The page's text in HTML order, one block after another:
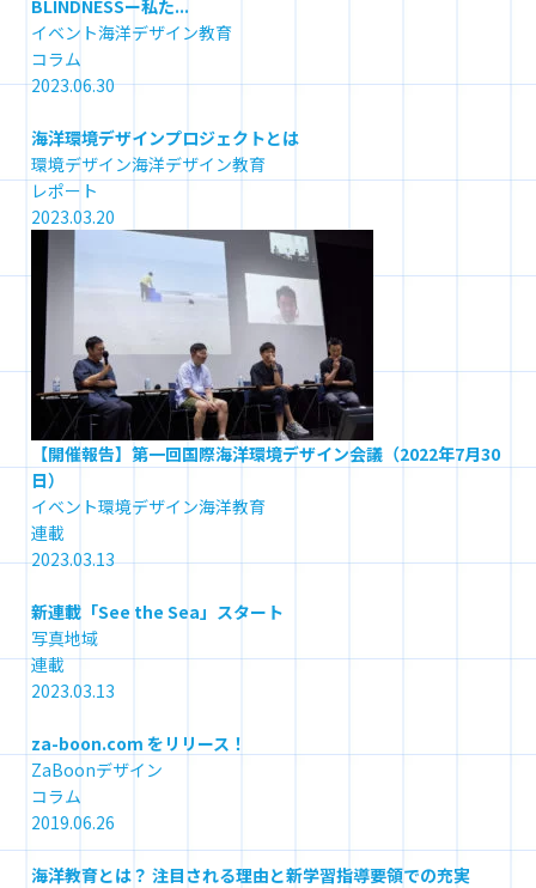
BLINDNESSー私た...
イベント海洋デザイン教育
コラム
2023.06.30
海洋環境デザインプロジェクトとは
環境デザイン海洋デザイン教育
レポート
2023.03.20
【開催報告】第一回国際海洋環境デザイン会議（2022年7月30
日）
イベント環境デザイン海洋教育
連載
2023.03.13
新連載「See the Sea」スタート
写真地域
連載
2023.03.13
za-boon.com をリリース！
ZaBoonデザイン
コラム
2019.06.26
海洋教育とは？ 注目される理由と新学習指導要領での充実